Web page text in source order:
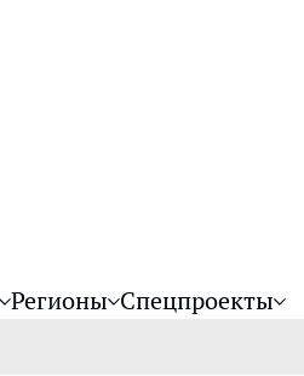
Регионы Спецпроекты